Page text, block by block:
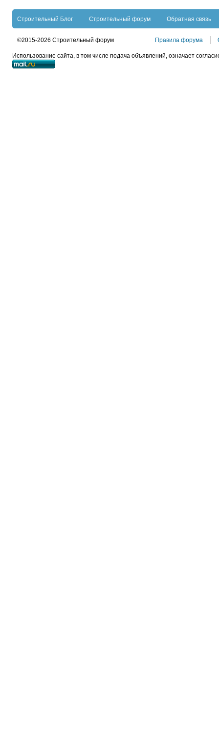
Строительный Блог Строительный форум Обратная связь
©2015-2026 Строительный форум Правила форума
Использование сайта, в том числе подача объявлений, означает